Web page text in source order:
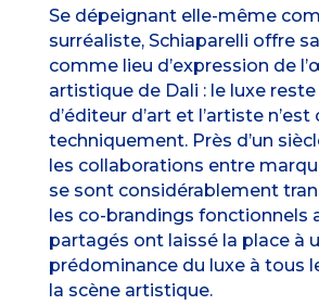
Se dépeignant elle-même
surréaliste, Schiaparelli offre
comme lieu d’expression de
artistique de Dali : le luxe
d’éditeur d’art et l’artiste
techniquement. Près d’un
les collaborations entre
se sont considérablement
les co-brandings fonctionnels
partagés ont laissé la place à
prédominance du luxe à tous
la scène artistique.